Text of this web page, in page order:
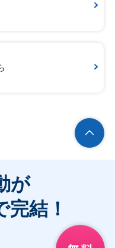
が
完結！